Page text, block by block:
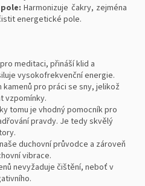
Harmonizuje čakry, zejména
energetické pole.
meditaci, přináší klid a
vysokofrekvenční energie.
pro práci se sny, jelikož
vzpomínky.
tomu je vhodný pomocník pro
pravdy. Je tedy skvělý
duchovní průvodce a zároveň
vibrace.
nevyžaduje čištění, neboť v